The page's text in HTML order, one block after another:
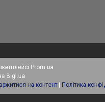
Prom.ua
Bigl.ua
на контент Політика